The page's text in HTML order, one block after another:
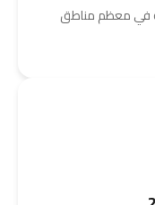
في معظم مناطق